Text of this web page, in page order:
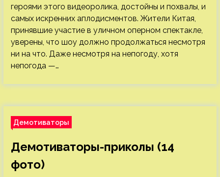
героями этого видеоролика, достойны и похвалы, и
самых искренних аплодисментов. Жители Китая,
принявшие участие в уличном оперном спектакле,
уверены, что шоу должно продолжаться несмотря
ни на что. Даже несмотря на непогоду, хотя
непогода —…
Демотиваторы
Демотиваторы-приколы (14
фото)